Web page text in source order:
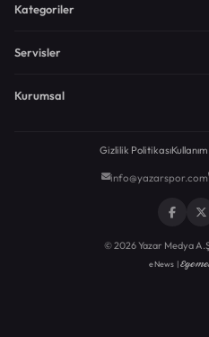
Kategoriler
Servisler
Kurumsal
Gizlilik Politikası
info@yazarspor.com
© 2026 Yazar Medya
eNews |